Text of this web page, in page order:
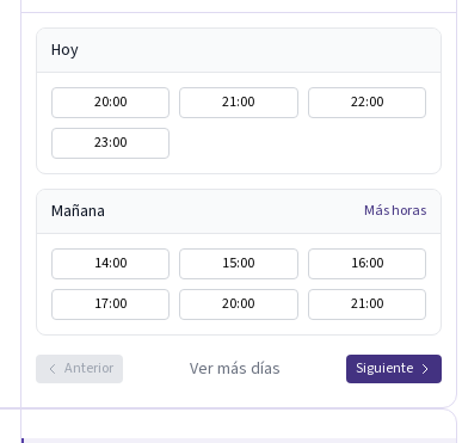
Hoy
20:00 21:00
22:00
23:00
Mañana Más horas
14:00 15:00
16:00
17:00
20:00 21:00
Anterior Ver más días Siguiente